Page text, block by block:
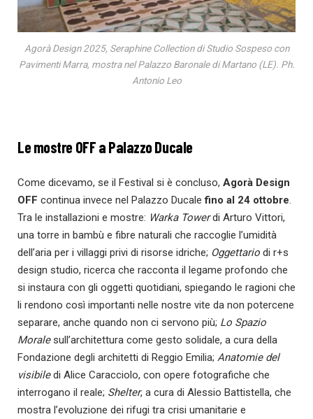
Agorà Design 2025, Seraphine Collection di Studio Sospeso con
Pavimenti Marra, mostra nel Palazzo Baronale di Martano (LE). Ph.
Antonio Leo
Le mostre OFF a Palazzo Ducale
Come dicevamo, se il Festival si è concluso, Agorà Design
OFF continua invece nel Palazzo Ducalefino al 24 ottobre.
Tra le installazioni e mostre: Warka Towerdi Arturo Vittori,
una torre in bambù e fibre naturali che raccoglie l’umidità
dell’aria per i villaggi privi di risorse idriche; Oggettario di r+s
design studio, ricerca che racconta il legame profondo che
si instaura con gli oggetti quotidiani, spiegando le ragioni che
li rendono così importanti nelle nostre vite da non potercene
separare, anche quando non ci servono più; Lo Spazio
Moralesull’architettura come gesto solidale, a cura della
Fondazione degli architetti di Reggio Emilia; Anatomie del
visibiledi Alice Caracciolo, con opere fotografiche che
interrogano il reale; Shelter, a cura di Alessio Battistella, che
mostra l’evoluzione dei rifugi tra crisi umanitarie e